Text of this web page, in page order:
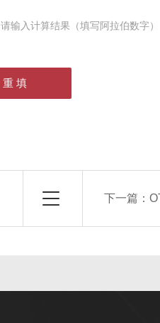
请输入计算结果（填写阿拉伯数字
下一篇：